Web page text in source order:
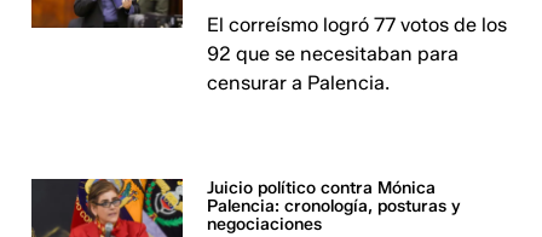
El correísmo logró 77 votos de los
92 que se necesitaban para
censurar a Palencia.
Juicio político contra Mónica
Palencia: cronología, posturas y
negociaciones